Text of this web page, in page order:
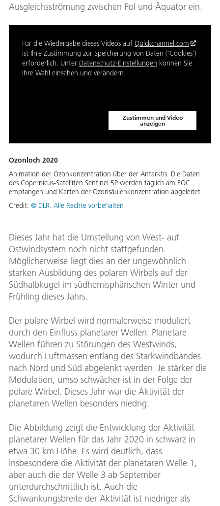
Ausgleichsströmung zwischen Pol und Äquator ein.
Für die Wiedergabe dieses Videos auf Quickchannel.com
ist Ihre Zustimmung zur Speicherung von Daten ('Cookies')
erforderlich. Unter Datenschutz-Einstellungen können Sie
Ihre Wahl einsehen und verändern.
Zustimmen und Video
anzeigen
Ozonloch 2020
Animation der Ozonkonzentration über der Antarktis. Die Daten
des Copernicus-Satelliten Sentinel 5P werden täglich am EOC
empfangen und Karten der Ozonsäulenkonzentration abgeleitet
Credit: © DLR. Alle Rechte vorbehalten
Dieses Jahr hat die Umstellung von West- auf
Ostwindsystem noch nicht stattgefunden.
Möglicherweise liegt dies an der ungewöhnlich
starken Ausbildung des polaren Wirbels auf der
Südhalbkugel im südhemisphärischen Winter und
Frühling dieses Jahrs.
Der polare Wirbel wird normalerweise moduliert
durch den Einfluss planetarer Wellen. Planetare
Wellen führen zu Störungen des Westwinds,
wodurch Luftmassen entlang des Starkwindbandes
nach Nord und Süd abgelenkt werden. Je stärker die
Modulation, umso schwächer ist in der Folge der
polare Wirbel. Dieses Jahr war die Aktivität der
planetaren Wellen besonders niedrig.
Die Abbildung zeigt die Entwicklung der Aktivität
planetarer Wellen für das Jahr 2020 in schwarz in
etwa 30 km Höhe. Es wird deutlich, dass
insbesondere die Aktivität der planetaren Welle 1,
aber auch die der Welle 3 ab September
unterdurchschnittlich ist. Auch die
Schwankungsbreite der Aktivität ist niedriger als